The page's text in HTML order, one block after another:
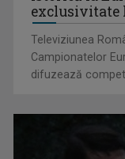
„Cerul” trupei
concursul „Cerbul ...
exclusivitate
Televiziunea
Campionatelor
difuzează